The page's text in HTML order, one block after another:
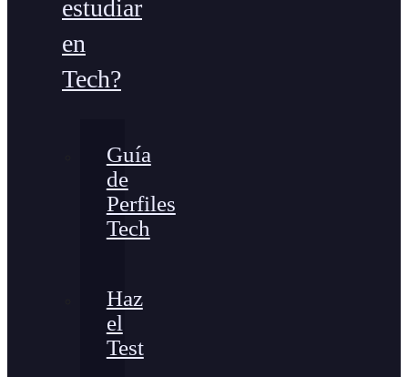
estudiar
en
Tech?
Guía
de
Perfiles
Tech
Haz
el
Test